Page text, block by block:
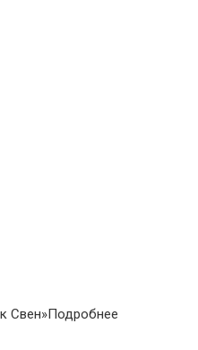
Свен»Подробнее